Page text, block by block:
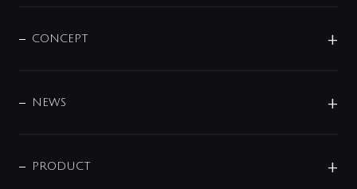
CONCEPT
DESIGN
NEWS
商品に関して
PRODUCT